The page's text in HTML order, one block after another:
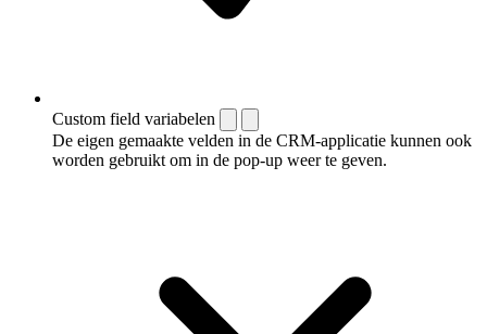
Custom field variabelen
De eigen gemaakte velden in de CRM-applicatie kunnen ook
worden gebruikt om in de pop-up weer te geven.